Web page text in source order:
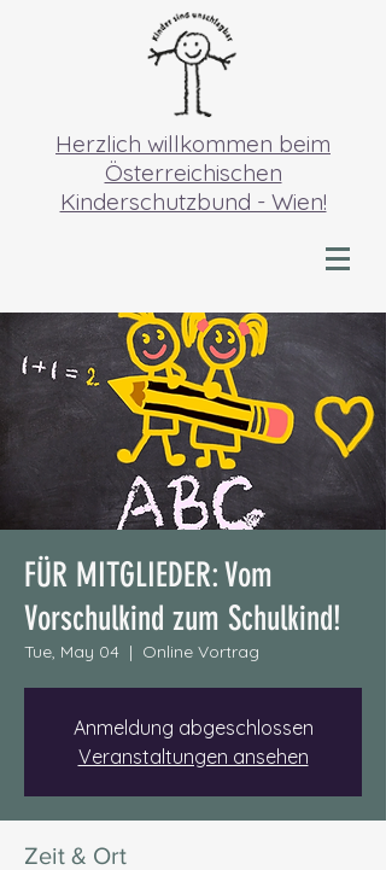
Herzlich willkommen beim
Österreichischen
Kinderschutzbund - Wien!
FÜR MITGLIEDER: Vom
Vorschulkind zum Schulkind!
Tue, May 04
  |
Online Vortrag
Anmeldung abgeschlossen
Veranstaltungen ansehen
Zeit & Ort